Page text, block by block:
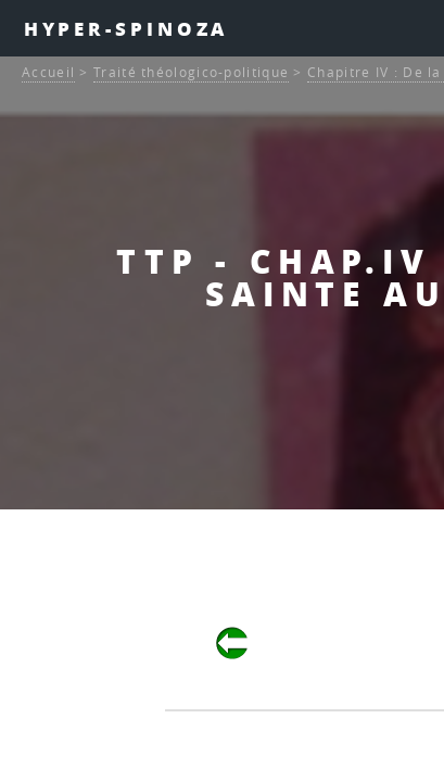
HYPER-SPINOZA
TTP - CHAP.IV
SAINTE
Accueil >Traité théologico-politique > Chapitre IV : De